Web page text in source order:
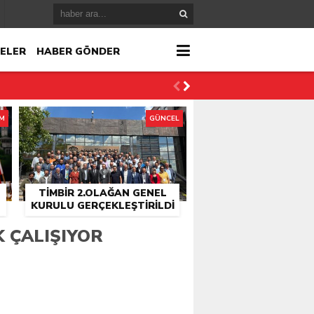
HABER GÖNDER
TİMBİR 2.OLAĞAN GENEL
KURULU GERÇEKLEŞTIRILDI
GÜNCEL
ÇALIŞIYOR